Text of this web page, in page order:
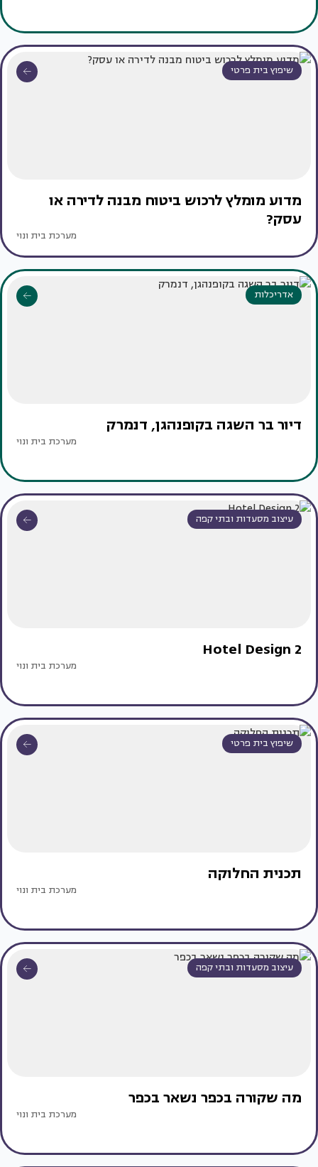
שיפוץ בית פרטי
מדוע מומלץ לרכוש ביטוח מבנה לדירה או
עסק?
מערכת בית ונוי
אדריכלות
דיור בר השגה בקופנהגן, דנמרק
מערכת בית ונוי
עיצוב מסעדות ובתי קפה
Hotel Design 2
מערכת בית ונוי
שיפוץ בית פרטי
תכנית החלוקה
מערכת בית ונוי
עיצוב מסעדות ובתי קפה
מה שקורה בכפר נשאר בכפר
מערכת בית ונוי